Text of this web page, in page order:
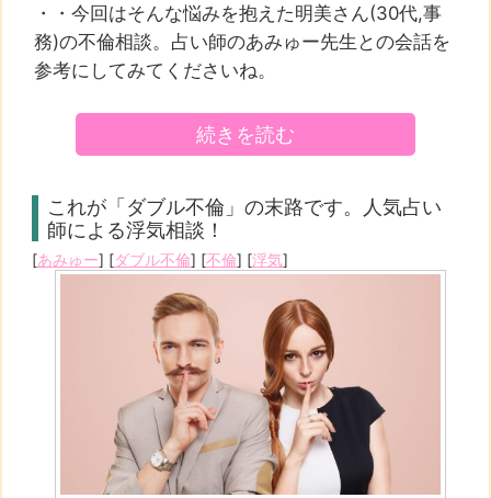
・・今回はそんな悩みを抱えた明美さん(30代,事
務)の不倫相談。占い師のあみゅー先生との会話を
参考にしてみてくださいね。
続きを読む
これが「ダブル不倫」の末路です。人気占い
師による浮気相談！
[あみゅー] [ダブル不倫] [不倫] [浮気]